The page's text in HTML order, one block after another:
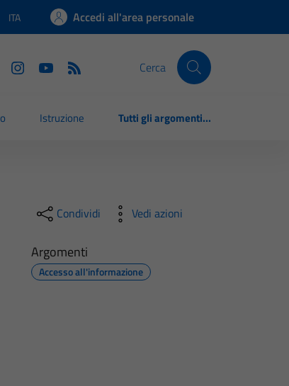
Lingua attiva:
ITA Accedi all'area personale
Cerca
Istruzione Tutti gli argomenti...
Condividi Vedi azioni
Argomenti
Accesso all'informazione